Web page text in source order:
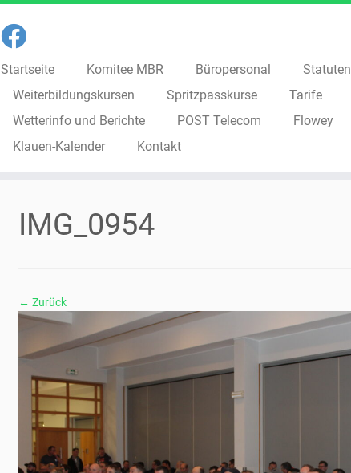
Startseite Komitee MBR Büropersonal Statuten
Weiterbildungskursen
Spritzpasskurse Tarife
Wetterinfo und Berichte
POST Telecom Flowey
Klauen-Kalender
Kontakt
IMG_0954
← Zurück